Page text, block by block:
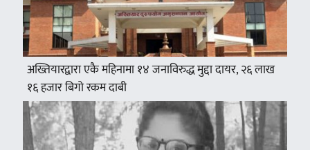
अख्तियारद्वारा एकै महिनामा १४ जनाविरुद्ध मुद्दा दायर, २६ लाख
१६ हजार बिगो रकम दाबी